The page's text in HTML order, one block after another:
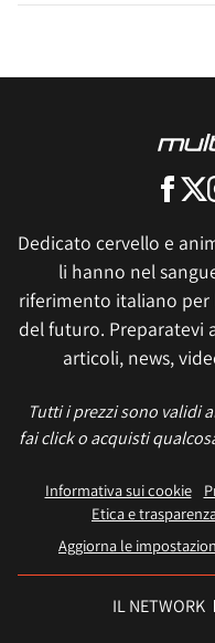
Dedicato cervello e
li hanno nel
riferimento italiano
del futuro. Preparatevi
articoli, news,
Tutti i prezzi sono validi
fai click o acquisti
Informativa sui cookie
Etica e
Aggiorna le
IL NETWORK